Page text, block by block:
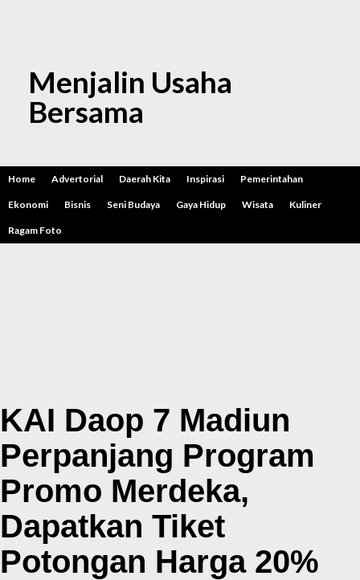
Menjalin Usaha
Bersama
Home Advertorial Daerah Kita Inspirasi Pemerintahan
Ekonomi Bisnis Seni Budaya Gaya Hidup Wisata Kuliner
Ragam Foto
KAI Daop 7 Madiun
Perpanjang Program
Promo Merdeka,
Dapatkan Tiket
Potongan Harga 20%